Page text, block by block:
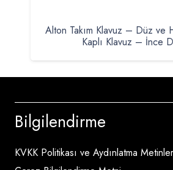
Alton Takım Klavuz – Düz ve
Kaplı Klavuz – İnce
Bilgilendirme
KVKK Politikası ve Aydınlatma